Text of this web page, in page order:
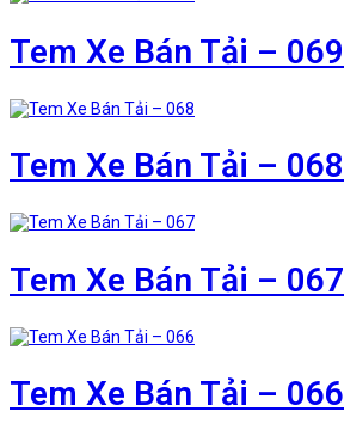
Tem Xe Bán Tải – 069
Tem Xe Bán Tải – 068
Tem Xe Bán Tải – 067
Tem Xe Bán Tải – 066